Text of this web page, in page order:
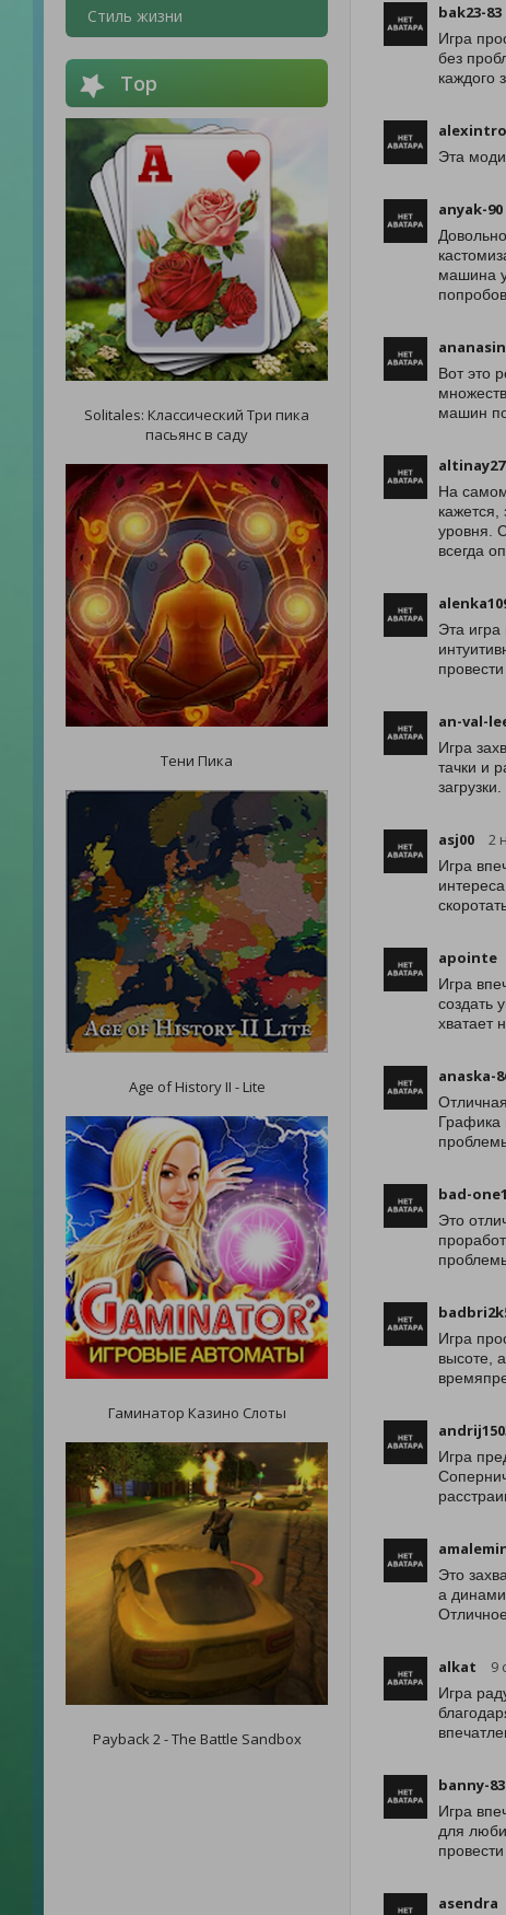
Стиль жизни
Top
Solitales: Классический Три пика
пасьянс в саду
Тени Пика
Age of History II - Lite
Гаминатор Казино Слоты
Payback 2 - The Battle Sandbox
bak23-83
Игра
без
каждого
alexintro
Эта
anyak-90
машина
Вот это
машин
На
уровня.
всегда
Эта игра
an-val-
Игра
тачки и
asj00 2
Игра
apointe
Игра
создать
хватает
anaska-
Графика
bad-
Это
Игра
высоте,
Игра
Это
а
alkat 9
Игра
banny-83
Игра
для
asendra